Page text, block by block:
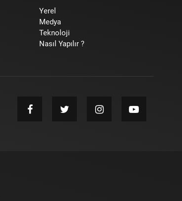
Yerel
Medya
Teknoloji
Nasıl Yapılır ?